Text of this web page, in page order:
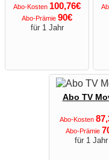
Abo-Kosten 100,76€
Abo-Prämie 90€
für 1 Jahr
Abo TV
Abo-Kosten
Abo-Prämie
für 1 Jahr